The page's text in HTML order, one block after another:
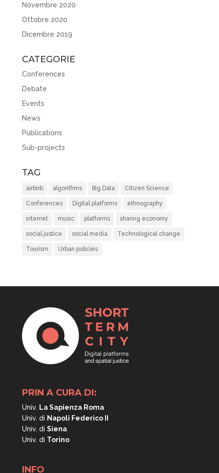
Novembre 2020
Ottobre 2020
Dicembre 2019
CATEGORIE
Conferences
Debate
Events
News
Publications
Sub-projects
TAG
airbnb algorithms Big Data Citizen Science
Conferences Digital platforms ethnography
internet music platforms sharing economy
social justice social media Technological change
Tourism Urban policies
PRIN A CURA DI:
Univ. La Sapienza Roma
Univ. di Napoli Federico II
Univ. di Siena
Univ. di Torino
INFO